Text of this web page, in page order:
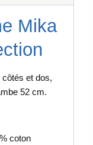
Mika
et dos,
52 cm.
coton